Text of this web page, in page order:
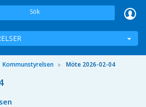
Sök
Kommunstyrelsen Möte 2026-02-04